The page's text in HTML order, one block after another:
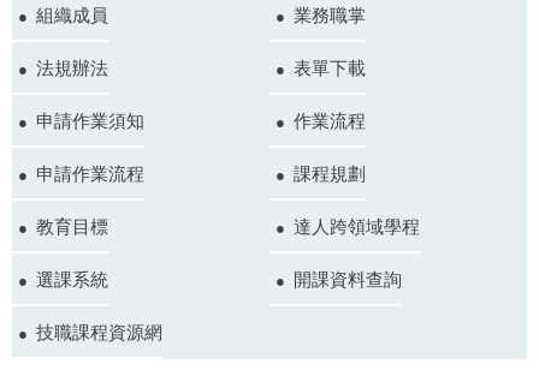
組織成員 業務職掌
法規辦法 表單下載
申請作業須知 作業流程
申請作業流程 課程規劃
教育目標 達人跨領域學程
選課系統 開課資料查詢
技職課程資源網